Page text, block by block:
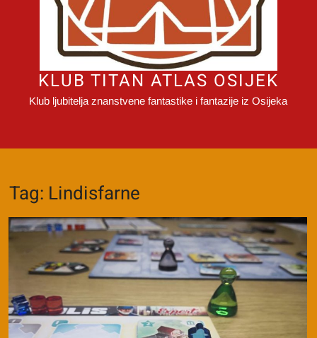
KLUB TITAN ATLAS OSIJEK
Klub ljubitelja znanstvene fantastike i fantazije iz Osijeka
Tag: Lindisfarne